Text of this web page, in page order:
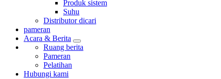
Produk sistem
Suhu
Distributor dicari
pameran
Acara & Berita
Ruang berita
Pameran
Pelatihan
Hubungi kami